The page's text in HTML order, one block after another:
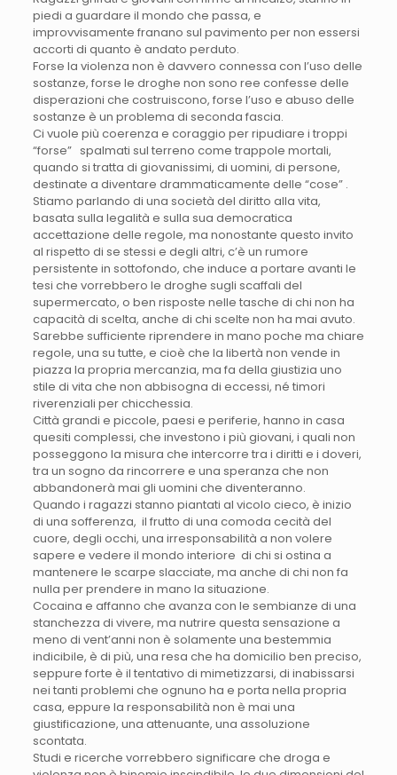
piedi a guardare il mondo che passa, e
improvvisamente franano sul pavimento per non essersi
accorti di quanto è andato perduto.
Forse la violenza non è davvero connessa con l’uso delle
sostanze, forse le droghe non sono ree confesse delle
disperazioni che costruiscono, forse l’uso e abuso delle
sostanze è un problema di seconda fascia.
Ci vuole più coerenza e coraggio per ripudiare i troppi
“forse” spalmati sul terreno come trappole mortali,
quando si tratta di giovanissimi, di uomini, di persone,
destinate a diventare drammaticamente delle “cose” .
Stiamo parlando di una società del diritto alla vita,
basata sulla legalità e sulla sua democratica
accettazione delle regole, ma nonostante questo invito
al rispetto di se stessi e degli altri, c’è un rumore
persistente in sottofondo, che induce a portare avanti le
tesi che vorrebbero le droghe sugli scaffali del
supermercato, o ben risposte nelle tasche di chi non ha
capacità di scelta, anche di chi scelte non ha mai avuto.
Sarebbe sufficiente riprendere in mano poche ma chiare
regole, una su tutte, e cioè che la libertà non vende in
piazza la propria mercanzia, ma fa della giustizia uno
stile di vita che non abbisogna di eccessi, né timori
riverenziali per chicchessia.
Città grandi e piccole, paesi e periferie, hanno in casa
quesiti complessi, che investono i più giovani, i quali non
posseggono la misura che intercorre tra i diritti e i doveri,
tra un sogno da rincorrere e una speranza che non
abbandonerà mai gli uomini che diventeranno.
Quando i ragazzi stanno piantati al vicolo cieco, è inizio
di una sofferenza, il frutto di una comoda cecità del
cuore, degli occhi, una irresponsabilità a non volere
sapere e vedere il mondo interiore di chi si ostina a
mantenere le scarpe slacciate, ma anche di chi non fa
nulla per prendere in mano la situazione.
Cocaina e affanno che avanza con le sembianze di una
stanchezza di vivere, ma nutrire questa sensazione a
meno di vent’anni non è solamente una bestemmia
indicibile, è di più, una resa che ha domicilio ben preciso,
seppure forte è il tentativo di mimetizzarsi, di inabissarsi
nei tanti problemi che ognuno ha e porta nella propria
casa, eppure la responsabilità non è mai una
giustificazione, una attenuante, una assoluzione
scontata.
Studi e ricerche vorrebbero significare che droga e